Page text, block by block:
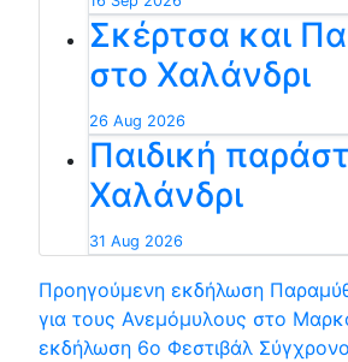
Σκέρτσα και
στο Χαλάνδρι
26 Aug 2026
Παιδική
Χαλάνδρι
31 Aug 2026
Προηγούμενη εκδήλωση
για τους Ανεμόμυλους στο
εκδήλωση 6ο Φεστιβάλ